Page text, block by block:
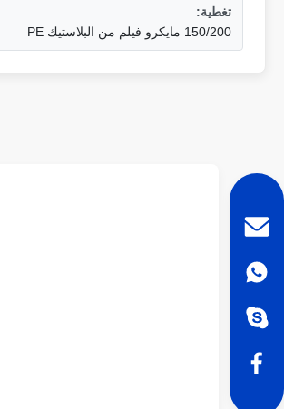
تغطية:
150/200 مايكرو فيلم من البلاستيك PE